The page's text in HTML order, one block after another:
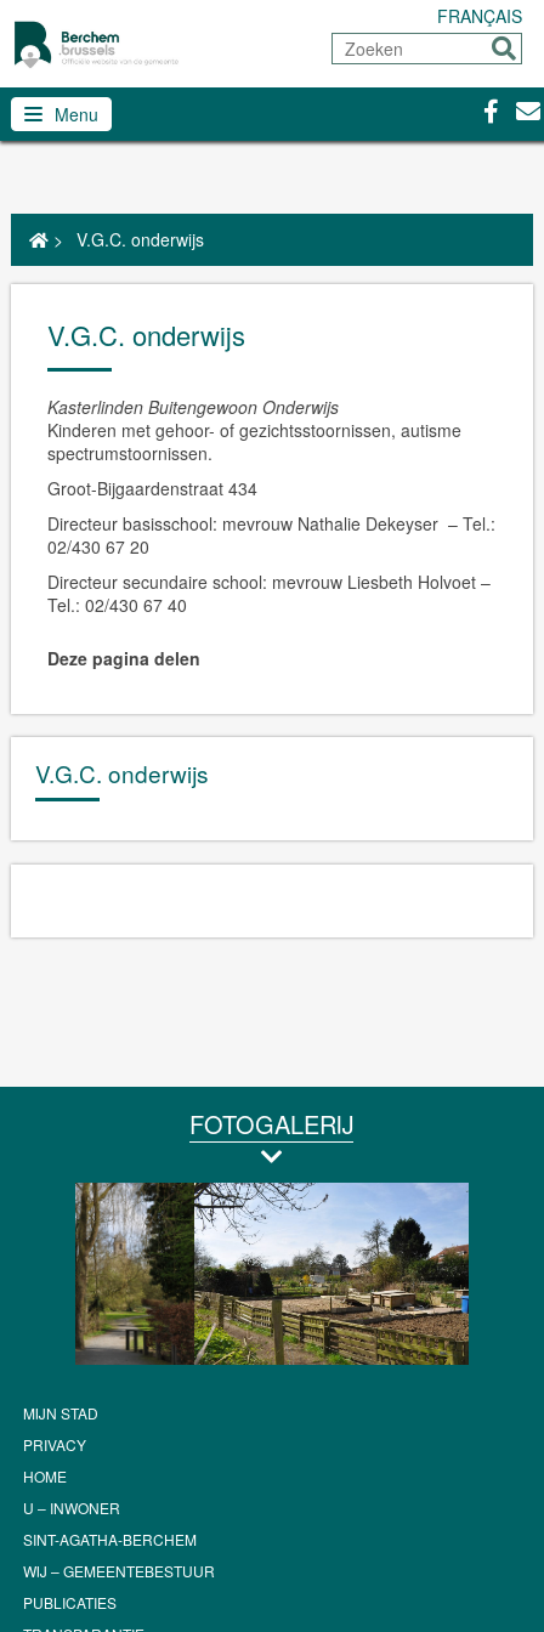
FRANÇAIS
Zoeken
Sturen
Menu
> V.G.C. onderwijs
V.G.C. onderwijs
Kasterlinden Buitengewoon Onderwijs
Kinderen met gehoor- of gezichtsstoornissen, autisme
spectrumstoornissen.
Groot-Bijgaardenstraat 434
Directeur basisschool: ​mevrouw Nathalie Dekeyser – Tel.:
02/430 67 20
Directeur secundaire school: mevrouw Liesbeth Holvoet –
Tel.: 02/430 67 40
Deze pagina delen
V.G.C. onderwijs
FOTOGALERIJ
MIJN STAD
PRIVACY
HOME
U – INWONER
SINT-AGATHA-BERCHEM
WIJ – GEMEENTEBESTUUR
PUBLICATIES